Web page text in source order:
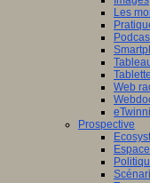
Les
Web
Prospective